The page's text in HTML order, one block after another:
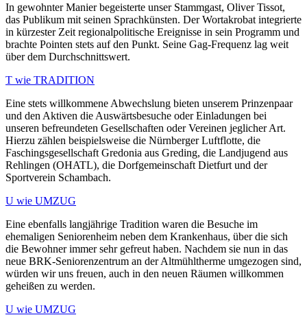
In gewohnter Manier begeisterte unser Stammgast, Oliver Tissot,
das Publikum mit seinen Sprachkünsten. Der Wortakrobat integrierte
in kürzester Zeit regionalpolitische Ereignisse in sein Programm und
brachte Pointen stets auf den Punkt. Seine Gag-Frequenz lag weit
über dem Durchschnittswert.
T wie TRADITION
Eine stets willkommene Abwechslung bieten unserem Prinzenpaar
und den Aktiven die Auswärtsbesuche oder Einladungen bei
unseren befreundeten Gesellschaften oder Vereinen jeglicher Art.
Hierzu zählen beispielsweise die Nürnberger Luftflotte, die
Faschingsgesellschaft Gredonia aus Greding, die Landjugend aus
Rehlingen (OHATL), die Dorfgemeinschaft Dietfurt und der
Sportverein Schambach.
U wie UMZUG
Eine ebenfalls langjährige Tradition waren die Besuche im
ehemaligen Seniorenheim neben dem Krankenhaus, über die sich
die Bewohner immer sehr gefreut haben. Nachdem sie nun in das
neue BRK-Seniorenzentrum an der Altmühltherme umgezogen sind,
würden wir uns freuen, auch in den neuen Räumen willkommen
geheißen zu werden.
U wie UMZUG